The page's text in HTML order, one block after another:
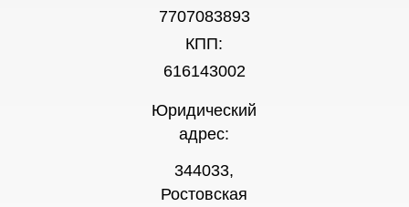
7707083893
КПП:
616143002
Юридический
адрес:
344033,
Ростовская